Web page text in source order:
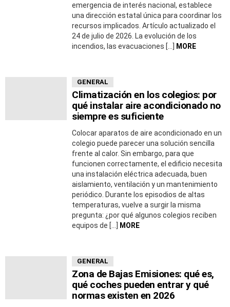
emergencia de interés nacional, establece
una dirección estatal única para coordinar los
recursos implicados. Artículo actualizado el
24 de julio de 2026. La evolución de los
incendios, las evacuaciones […]
MORE
GENERAL
Climatización en los colegios: por
qué instalar aire acondicionado no
siempre es suficiente
Colocar aparatos de aire acondicionado en un
colegio puede parecer una solución sencilla
frente al calor. Sin embargo, para que
funcionen correctamente, el edificio necesita
una instalación eléctrica adecuada, buen
aislamiento, ventilación y un mantenimiento
periódico. Durante los episodios de altas
temperaturas, vuelve a surgir la misma
pregunta: ¿por qué algunos colegios reciben
equipos de […]
MORE
GENERAL
Zona de Bajas Emisiones: qué es,
qué coches pueden entrar y qué
normas existen en 2026